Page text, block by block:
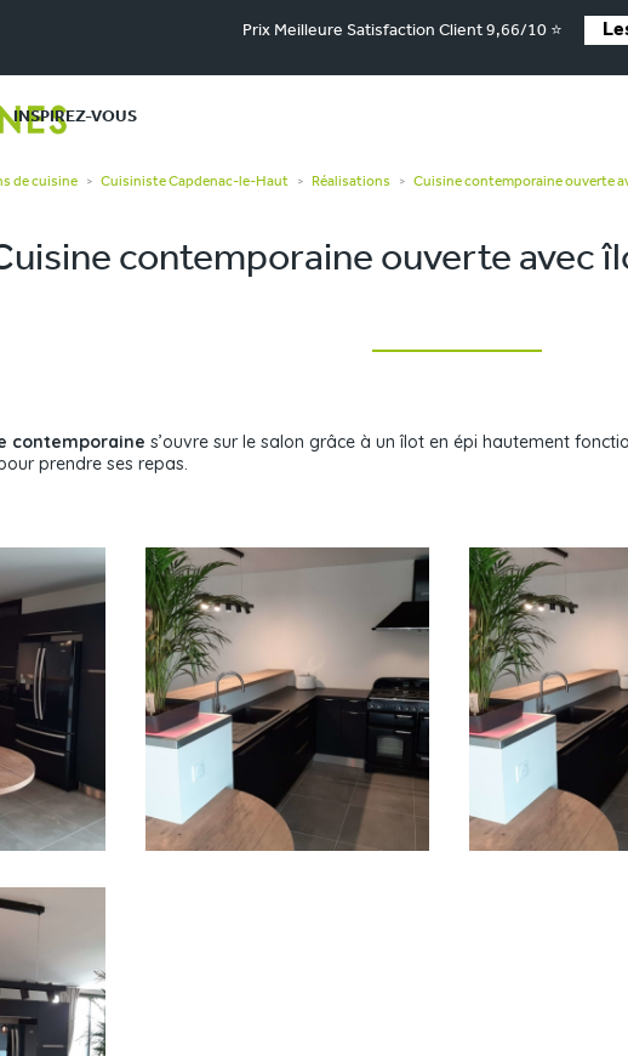
Prix Meilleure Satisfaction Client 9,66/10 ⭐
INSPIREZ-VOUS
de cuisine > Cuisiniste Capdenac-le-Haut > Réalisations > Cuisine contemporaine ouverte
contemporaine ouverte avec
contemporaine s’ouvre sur le salon grâce à un îlot en épi hautement
prendre ses repas.